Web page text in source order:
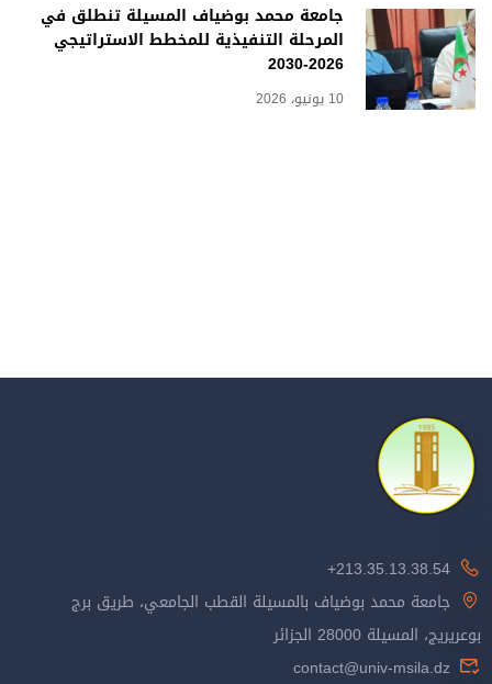
جامعة محمد بوضياف المسيلة تنطلق في
المرحلة التنفيذية للمخطط الاستراتيجي
2026-2030
10 يونيو، 2026
213.35.13.38.54+
جامعة محمد بوضياف بالمسيلة القطب الجامعي، طريق برج
بوعريريج، المسيلة 28000 الجزائر
contact@univ-msila.dz